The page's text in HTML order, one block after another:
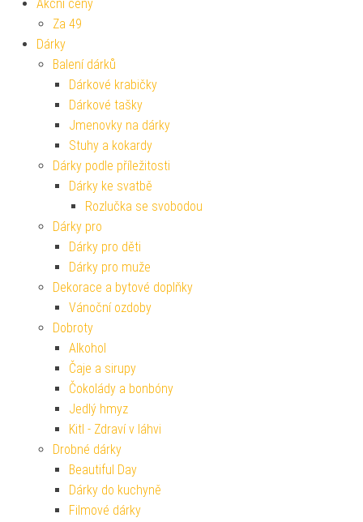
Akční ceny
Za 49
Dárky
Balení dárků
Dárkové krabičky
Dárkové tašky
Jmenovky na dárky
Stuhy a kokardy
Dárky podle příležitosti
Dárky ke svatbě
Rozlučka se svobodou
Dárky pro
Dárky pro děti
Dárky pro muže
Dekorace a bytové doplňky
Vánoční ozdoby
Dobroty
Alkohol
Čaje a sirupy
Čokolády a bonbóny
Jedlý hmyz
Kitl - Zdraví v láhvi
Drobné dárky
Beautiful Day
Dárky do kuchyně
Filmové dárky